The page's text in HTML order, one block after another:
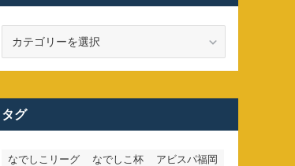
ー
タグ
なでしこリーグ なでしこ杯
アビスパ福岡